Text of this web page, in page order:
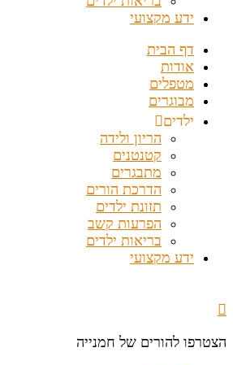
ידע מקצועי
דף הבית
אודות
מטפלים
מבוגרים
ילדים
הריון ולידה
קטנטנים
מתבגרים
הדרכת הורים
תזונת ילדים
הפרעות קשב
בריאות ילדים
ידע מקצועי
הצטרפו להורים של חמנייה